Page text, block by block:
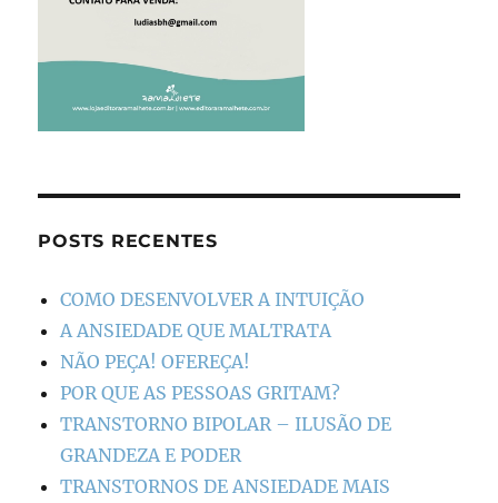
POSTS RECENTES
COMO DESENVOLVER A INTUIÇÃO
A ANSIEDADE QUE MALTRATA
NÃO PEÇA! OFEREÇA!
POR QUE AS PESSOAS GRITAM?
TRANSTORNO BIPOLAR – ILUSÃO DE
GRANDEZA E PODER
TRANSTORNOS DE ANSIEDADE MAIS